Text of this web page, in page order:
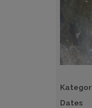
Dates